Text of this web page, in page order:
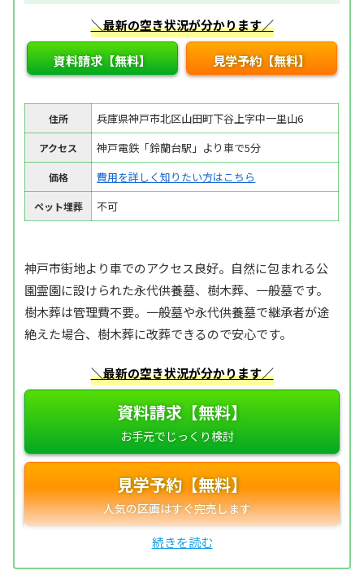
＼最新の空き状況が分かります／
資料請求【無料】 見学予約【無料】
住所 兵庫県神戸市北区山田町下谷上字中一里山6
アクセス 神戸電鉄「鈴蘭台駅」より車で5分
価格 費用を詳しく知りたい方はこちら
ペット埋葬 不可
神戸市街地より車でのアクセス良好。自然に包まれる公
園霊園に設けられた永代供養墓、樹木葬、一般墓です。
樹木葬は管理費不要。一般墓や永代供養墓で継承者が途
絶えた場合、樹木葬に改葬できるので安心です。
＼最新の空き状況が分かります／
資料請求【無料】
見学予約【無料】